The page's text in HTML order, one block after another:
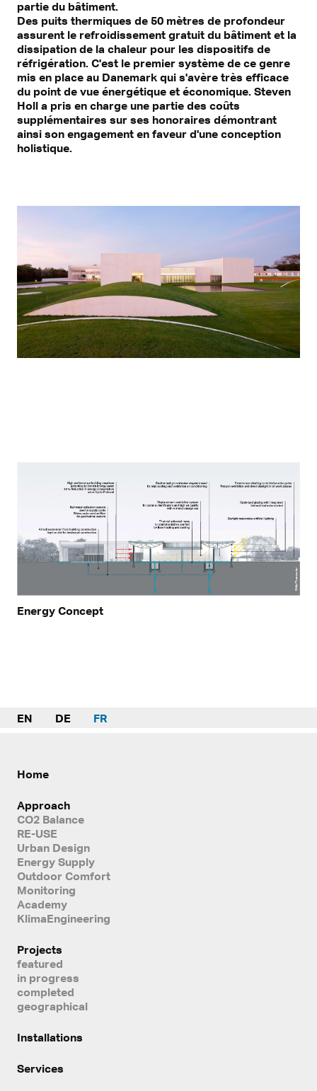
partie du bâtiment.
Des puits thermiques de 50 mètres de profondeur
assurent le refroidissement gratuit du bâtiment et la
dissipation de la chaleur pour les dispositifs de
réfrigération. C'est le premier système de ce genre
mis en place au Danemark qui s'avère très efficace
du point de vue énergétique et économique. Steven
Holl a pris en charge une partie des coûts
supplémentaires sur ses honoraires démontrant
ainsi son engagement en faveur d'une conception
holistique.
Energy Concept
EN DE FR
Home
Approach
CO2 Balance
RE-USE
Urban Design
Energy Supply
Outdoor Comfort
Monitoring
Academy
KlimaEngineering
Projects
featured
in progress
completed
geographical
Installations
Services